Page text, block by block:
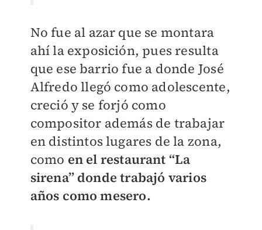
No fue al azar que se montara
ahí la exposición, pues resulta
que ese barrio fue a donde José
Alfredo llegó como adolescente,
creció y se forjó como
compositor además de trabajar
en distintos lugares de la zona,
como en el restaurant “La
sirena” donde trabajó varios
años como mesero.